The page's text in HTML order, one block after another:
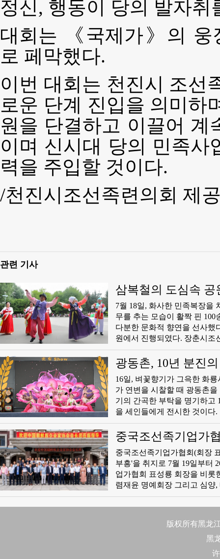
정신, 행동이 당의 발자취
대회는 《국제가》의 웅
로 페막했다.
이번 대회는 천진시 조선
로운 단계 진입을 의미하
원을 단결하고 이끌어 계
이며 신시대 당의 민족사
력을 주입할 것이다.
/천진시조선족련의회 제
관련 기사
삼복철의 도심속 공
7월 18일, 화사한 민족복장을
무를 추는 모습이 활짝 핀
다분한 문화적 향연을 선사했
원에서 진행되였다. 장춘시조
회원들이 한자리에 모여 광장
새시대 조선족 로인들의 정
광동촌, 10년 분진
16일, 벼꽃향기가 그윽한 화
가 연변을 시찰할 때 광동촌
기의 간곡한 부탁을 명기하고
을 세인들에게 전시한 것이다
기로 꿈을 구축하고 진흥으로
은넥타이 앞에 출렁이는 벼
노래’하는 아름다운 기대가
중국조선족기업가
중국조선족기업가협회(회장
부흥'을 취지로 7월 19일부터
업가협회 표성룡 회장을 비롯
렴재윤 명예회장 그리고 심양
진, 경동 삼하, 할빈, 길림, 장
협회 등 해내외 산하 26개 기
치한 료녕해제승기계유한회
（日资）), 심양일정로봇기
사 (沈阳沈都钢材市场管理
版权所有黑龙
黑